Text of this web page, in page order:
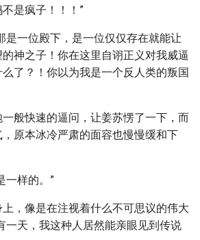
是疯子！！！”
是一位殿下，是一位仅仅存在就能让
神之子！你在这里自诩正义对我威逼
了？！你以为我是一个反人类的叛国
般快速的逼问，让姜苏愣了一下，而
原本冰冷严肃的面容也慢慢缓和下
一样的。”
，像是在注视着什么不可思议的伟大
一天，我这种人居然能亲眼见到传说